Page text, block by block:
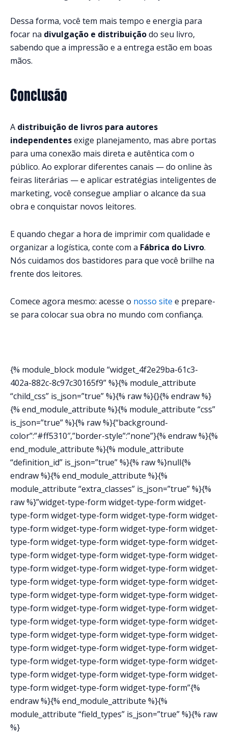
Dessa forma, você tem mais tempo e energia para
focar na divulgação e distribuiçãodo seu livro,
sabendo que a impressão e a entrega estão em boas
mãos.
Conclusão
A distribuição de livros para autores
independentesexige planejamento, mas abre portas
para uma conexão mais direta e autêntica com o
público. Ao explorar diferentes canais — do online às
feiras literárias — e aplicar estratégias inteligentes de
marketing, você consegue ampliar o alcance da sua
obra e conquistar novos leitores.
E quando chegar a hora de imprimir com qualidade e
organizar a logística, conte com a Fábrica do Livro.
Nós cuidamos dos bastidores para que você brilhe na
frente dos leitores.
Comece agora mesmo: acesse o nosso site e prepare-
se para colocar sua obra no mundo com confiança.
{% module_block module “widget_4f2e29ba-61c3-
402a-882c-8c97c30165f9” %}{% module_attribute
“child_css” is_json=”true” %}{% raw %}{}{% endraw %}
{% end_module_attribute %}{% module_attribute “css”
is_json=”true” %}{% raw %}{“background-
color”:”#ff5310″,”border-style”:”none”}{% endraw %}{%
end_module_attribute %}{% module_attribute
“definition_id” is_json=”true” %}{% raw %}null{%
endraw %}{% end_module_attribute %}{%
module_attribute “extra_classes” is_json=”true” %}{%
raw %}”widget-type-form widget-type-form widget-
type-form widget-type-form widget-type-form widget-
type-form widget-type-form widget-type-form widget-
type-form widget-type-form widget-type-form widget-
type-form widget-type-form widget-type-form widget-
type-form widget-type-form widget-type-form widget-
type-form widget-type-form widget-type-form widget-
type-form widget-type-form widget-type-form widget-
type-form widget-type-form widget-type-form widget-
type-form widget-type-form widget-type-form widget-
type-form widget-type-form widget-type-form widget-
type-form widget-type-form widget-type-form widget-
type-form widget-type-form widget-type-form widget-
type-form widget-type-form widget-type-form widget-
type-form widget-type-form widget-type-form”{%
endraw %}{% end_module_attribute %}{%
module_attribute “field_types” is_json=”true” %}{% raw
%}